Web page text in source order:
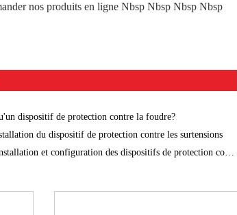
nos produits en ligne Nbsp Nbsp Nbsp Nbsp
dispositif de protection contre la foudre?
du dispositif de protection contre les surtensions
et configuration des dispositifs de protection contre les surtensions